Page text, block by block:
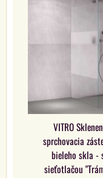
VITRO
sprchovacia
bieleho skla -
sieťotlačou